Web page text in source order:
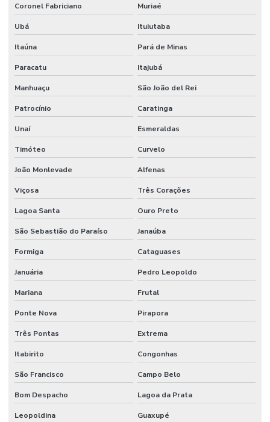
Sistema de detecção de incêndio por aspiração
Sistema de detecção de incêndio preços
Sistema de hidrantes para combate a incêndio
Sistema de hidrantes contra incêndios
Sistema contra incêndio bombas
Sistema de incêndio empresa
Sistema de incêndio endereçável
Sistema contra incêndio hidrantes
Sistema contra incêndio hidráulico
Sistema contra incêndio industrial
Sistema de incêndio industrial
Sistema contra incêndio sprinkler
Sistema de incêndio sprinkler
Sistema de proteção e combate a incêndio
Sistema de proteção contra descargas atmosféricas
Coronel Fabriciano Muriaé
Ubá Ituiutaba
Itaúna Pará de Minas
Paracatu Itajubá
Manhuaçu São João del Rei
Patrocínio Caratinga
Unaí Esmeraldas
Timóteo Curvelo
João Monlevade Alfenas
Viçosa Três Corações
Lagoa Santa Ouro Preto
São Sebastião do Paraíso Janaúba
Formiga Cataguases
Januária Pedro Leopoldo
Mariana Frutal
Ponte Nova Pirapora
Três Pontas Extrema
Itabirito Congonhas
São Francisco Campo Belo
Bom Despacho Lagoa da Prata
Leopoldina Guaxupé